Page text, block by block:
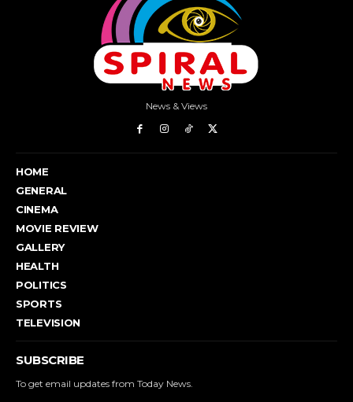
News & Views
HOME
GENERAL
CINEMA
MOVIE REVIEW
GALLERY
HEALTH
POLITICS
SPORTS
TELEVISION
SUBSCRIBE
To get email updates from Today News.